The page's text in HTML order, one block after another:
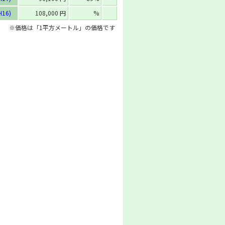
108,000 円
%
※価格は「1平方メートル」の価格です